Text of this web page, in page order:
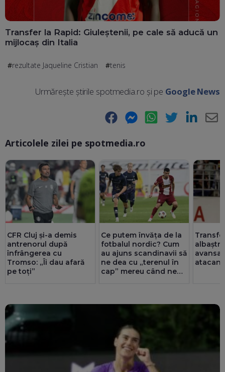
Transfer la Rapid: Giuleștenii, pe cale să aducă un
mijlocaș din Italia
rezultate Jaqueline Cristian tenis
Urmărește știrile spotmedia.ro și pe Google News
Facebook Messenger WhatsApp Twitter LinkedIn
Articolele zilei pe spotmedia.ro
CFR Cluj și-a demis
antrenorul după
înfrângerea cu
Tromso: „Îi dau afară
pe toți”
Ce putem învăța de la
fotbalul nordic? Cum
au ajuns scandinavii să
ne dea cu „terenul în
cap” mereu când ne